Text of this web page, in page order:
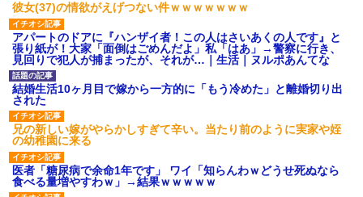
彼女(37)の情欲がえげつない件ｗｗｗｗｗｗｗ
アパートのドアに『ハンザイ者！この人はさいあくの人です』と
張り紙が！大家「面倒はごめんだよ」私「はあ」→警察に行き、
見回りで犯人が捕まったが、それが…｜生活｜ヌルポあんてな
結婚生活10ヶ月目で嫁から一方的に「もう冷めた」と離婚切り出
された
兄の新しい嫁がやらかしすぎて辛い。当たり前のように実家や姪
の幼稚園に来る
医者「糖尿病で余命1年です」 ワイ「知らんわｗどうせ死ぬなら
食べる量増やすわｗ」→結果ｗｗｗｗｗ